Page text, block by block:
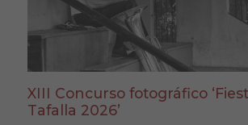
XIII Concurso fotográfico
Tafalla 2026’